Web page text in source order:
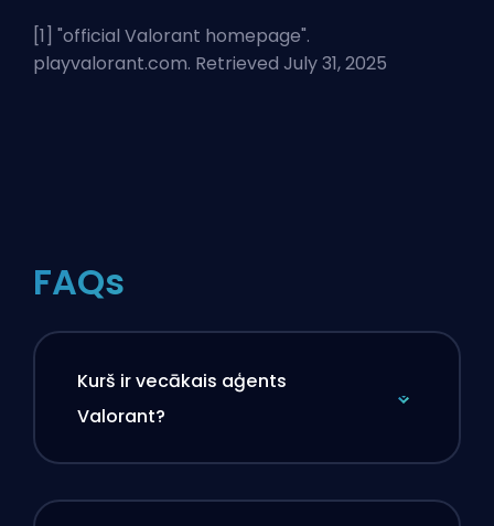
[1] "official Valorant homepage".
playvalorant.com. Retrieved July 31, 2025
FAQs
Kurš ir vecākais aģents
Valorant?